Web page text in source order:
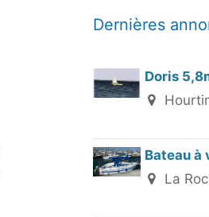
Dernières
Doris
Bateau à
La